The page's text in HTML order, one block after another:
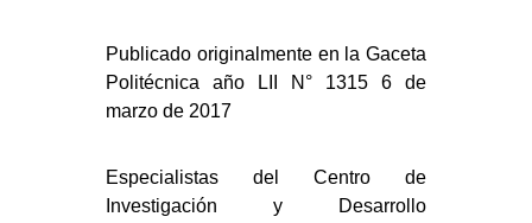
Publicado originalmente en la Gaceta
Politécnica año LII N° 1315 6 de
marzo de 2017
Especialistas del Centro de
Investigación y Desarrollo